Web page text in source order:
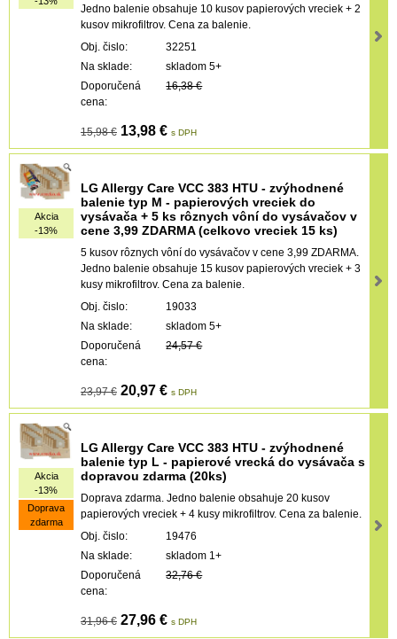
Jedno balenie obsahuje 10 kusov papierových vreciek + 2
kusov mikrofiltrov. Cena za balenie.
Obj. čislo:
32251
Na sklade:
skladom 5+
Doporučená
cena:
16,38 €
15,98 € 13,98 € s DPH
Akcia
-13%
LG Allergy Care VCC 383 HTU - zvýhodnené
balenie typ M - papierových vreciek do
vysávača + 5 ks rôznych vôní do vysávačov v
cene 3,99 ZDARMA (celkovo vreciek 15 ks)
5 kusov rôznych vôní do vysávačov v cene 3,99 ZDARMA.
Jedno balenie obsahuje 15 kusov papierových vreciek + 3
kusy mikrofiltrov. Cena za balenie.
Obj. čislo:
19033
Na sklade:
skladom 5+
Doporučená
cena:
24,57 €
23,97 € 20,97 € s DPH
Akcia
-13%
Doprava
zdarma
LG Allergy Care VCC 383 HTU - zvýhodnené
balenie typ L - papierové vrecká do vysávača s
dopravou zdarma (20ks)
Doprava zdarma. Jedno balenie obsahuje 20 kusov
papierových vreciek + 4 kusy mikrofiltrov. Cena za balenie.
Obj. čislo:
19476
Na sklade:
skladom 1+
Doporučená
cena:
32,76 €
31,96 € 27,96 € s DPH